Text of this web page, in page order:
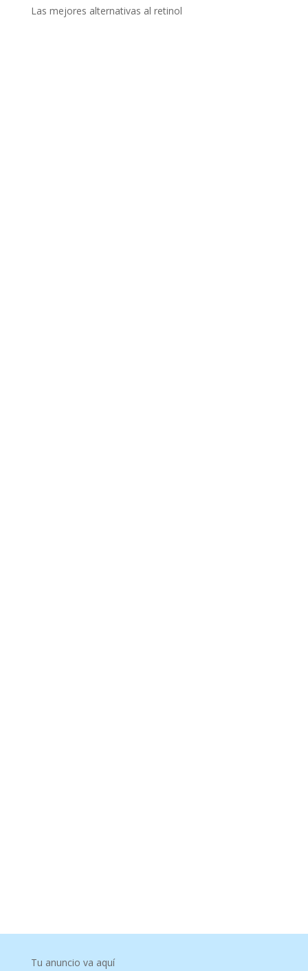
Las mejores alternativas al retinol
Tu anuncio va aquí